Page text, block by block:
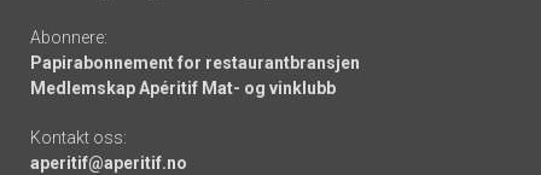
Abonnere:
Papirabonnement for restaurantbransjen
Medlemskap Apéritif Mat- og vinklubb
Kontakt oss:
aperitif@aperitif.no